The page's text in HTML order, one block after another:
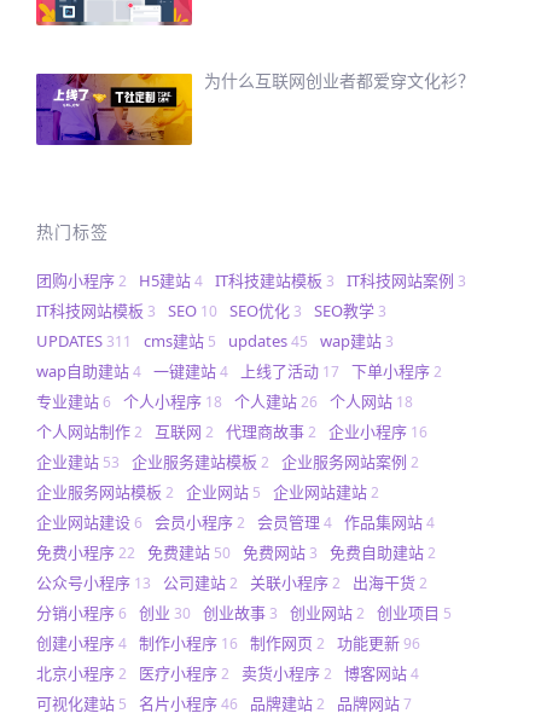
为什么互联网创业者都爱穿文化衫？
热门标签
团购小程序2 H5建站4 IT科技建站模板 3 IT科技网站案例 3
IT科技网站模板 3 SEO 10 SEO优化 3 SEO教学 3
UPDATES 311 cms建站 5 updates45 wap建站 3
wap自助建站4 一键建站4 上线了活动 17 下单小程序2
专业建站6 个人小程序 18 个人建站26 个人网站 18
个人网站制作2 互联网 2 代理商故事2 企业小程序 16
企业建站 53 企业服务建站模板 2 企业服务网站案例 2
企业服务网站模板 2 企业网站 5 企业网站建站2
企业网站建设6 会员小程序2 会员管理 4 作品集网站4
免费小程序22 免费建站 50 免费网站 3 免费自助建站2
公众号小程序 13 公司建站2 关联小程序2 出海干货2
分销小程序6 创业 30 创业故事 3 创业网站2 创业项目 5
创建小程序4 制作小程序 16 制作网页 2 功能更新96
北京小程序2 医疗小程序2 卖货小程序2 博客网站4
可视化建站 5 名片小程序46 品牌建站2 品牌网站7